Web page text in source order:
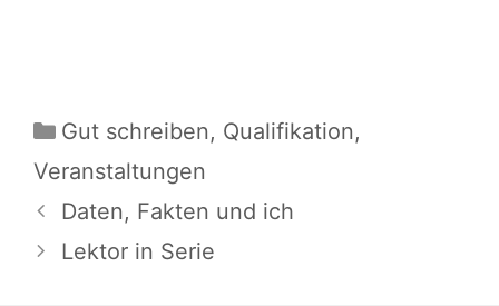
Kategorien
Gut schreiben, Qualifikation,
Veranstaltungen
Daten, Fakten und ich
Lektor in Serie